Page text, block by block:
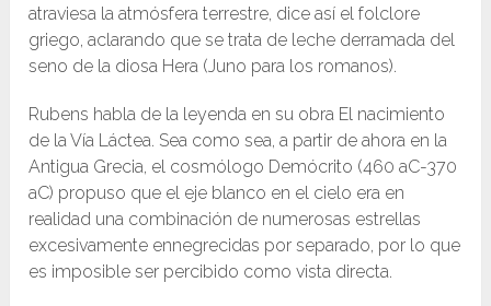
atraviesa la atmósfera terrestre, dice así el folclore
griego, aclarando que se trata de leche derramada del
seno de la diosa Hera (Juno para los romanos).
Rubens habla de la leyenda en su obra El nacimiento
de la Vía Láctea. Sea como sea, a partir de ahora en la
Antigua Grecia, el cosmólogo Demócrito (460 aC-370
aC) propuso que el eje blanco en el cielo era en
realidad una combinación de numerosas estrellas
excesivamente ennegrecidas por separado, por lo que
es imposible ser percibido como vista directa.